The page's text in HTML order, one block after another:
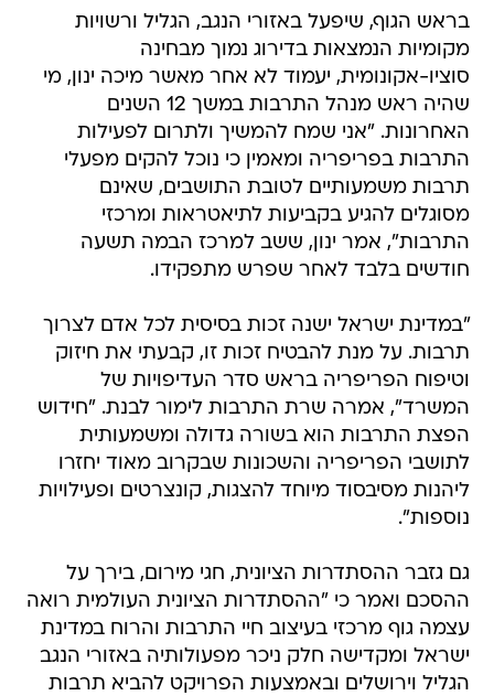
בראש הגוף, שיפעל באזורי הנגב, הגליל ורשויות
מקומיות הנמצאות בדירוג נמוך מבחינה
סוציו-אקונומית, יעמוד לא אחר מאשר מיכה ינון, מי
שהיה ראש מנהל התרבות במשך 12 השנים
האחרונות. "אני שמח להמשיך ולתרום לפעילות
התרבות בפריפריה ומאמין כי נוכל להקים מפעלי
תרבות משמעותיים לטובת התושבים, שאינם
מסוגלים להגיע בקביעות לתיאטראות ומרכזי
התרבות", אמר ינון, ששב למרכז הבמה תשעה
חודשים בלבד לאחר שפרש מתפקידו.
"במדינת ישראל ישנה זכות בסיסית לכל אדם לצרוך
תרבות. על מנת להבטיח זכות זו, קבעתי את חיזוק
וטיפוח הפריפריה בראש סדר העדיפויות של
המשרד", אמרה שרת התרבות לימור לבנת. "חידוש
הפצת התרבות הוא בשורה גדולה ומשמעותית
לתושבי הפריפריה והשכונות שבקרוב מאוד יחזרו
ליהנות מסיבסוד מיוחד להצגות, קונצרטים ופעילויות
נוספות".
גם גזבר ההסתדרות הציונית, חגי מירום, בירך על
ההסכם ואמר כי "ההסתדרות הציונית העולמית רואה
עצמה גוף מרכזי בעיצוב חיי התרבות והרוח במדינת
ישראל ומקדישה חלק ניכר מפעולותיה באזורי הנגב
הגליל וירושלים ובאמצעות הפרויקט להביא תרבות